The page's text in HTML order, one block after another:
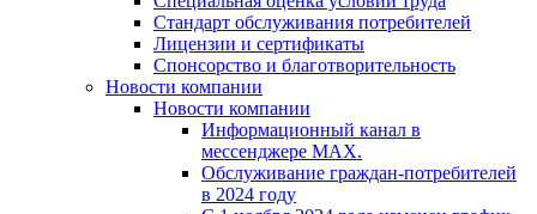
Стандарт обслуживания потребителей
Лицензии и сертификаты
Спонсорство и благотворительность
Новости компании
Новости компании
Информационный канал в
мессенджере MAX.
Обслуживание граждан-потребителей
в 2024 году